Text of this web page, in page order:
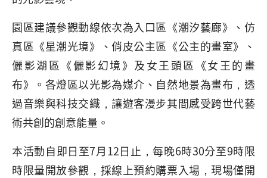
園區建議參觀動線依次為入口區《潮汐藝廊》、仿
真區《星潮光境》、俏皮公主區《公主的畫室》、
儷影湖區《儷影幻境》及女王頭區《女王的畫
布》。各燈區以光影為媒介、自然地景為畫布，透
過音樂與科技交織，讓遊客漫步其間感受跨世代藝
術共創的創意能量。
本活動自即日至7月12日止，每晚6時30分至9時限
時限量開放參觀，採線上預約購票入場，現場僅開